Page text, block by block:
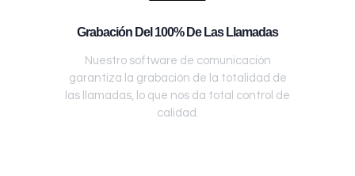
Grabación Del 100% De Las Llamadas
Nuestro software de comunicación
garantiza la grabación de la totalidad de
las llamadas, lo que nos da total control de
calidad.